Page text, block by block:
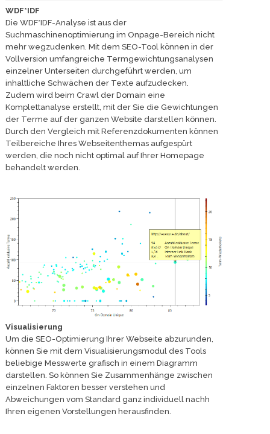
WDF*IDF
Die WDF*IDF-Analyse ist aus der
Suchmaschinenoptimierung im Onpage-Bereich nicht
mehr wegzudenken. Mit dem SEO-Tool können in der
Vollversion umfangreiche Termgewichtungsanalysen
einzelner Unterseiten durchgeführt werden, um
inhaltliche Schwächen der Texte aufzudecken.
Zudem wird beim Crawl der Domain eine
Komplettanalyse erstellt, mit der Sie die Gewichtungen
der Terme auf der ganzen Website darstellen können.
Durch den Vergleich mit Referenzdokumenten können
Teilbereiche Ihres Webseitenthemas aufgespürt
werden, die noch nicht optimal auf Ihrer Homepage
behandelt werden.
Visualisierung
Um die SEO-Optimierung Ihrer Webseite abzurunden,
können Sie mit dem Visualisierungsmodul des Tools
beliebige Messwerte grafisch in einem Diagramm
darstellen. So können Sie Zusammenhänge zwischen
einzelnen Faktoren besser verstehen und
Abweichungen vom Standard ganz individuell nachh
Ihren eigenen Vorstellungen herausfinden.